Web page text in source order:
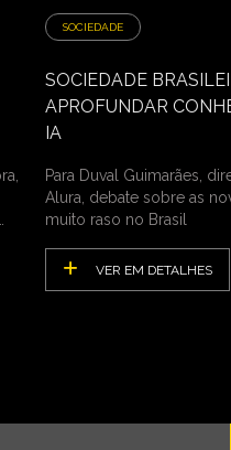
SOCIEDADE
SOCIEDADE
APROFUNDAR
IA
Para Duval Guimarães,
Alura, debate sobre as
muito raso no Brasil
VER EM DETALHES